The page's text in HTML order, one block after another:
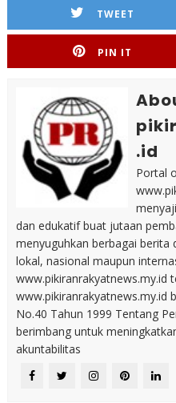
TWEET
PIN IT
.id
Portal
dan edukatif buat jutaan
menyuguhkan berbagai
lokal, nasional maupun
www.pikiranrakyatnews.my.id
www.pikiranrakyatnews.my.id
No.40 Tahun 1999 Tentang
berimbang untuk
akuntabilitas